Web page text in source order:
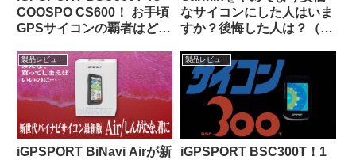
COOSPO CS600！ お手頃
GPSサイコンの覇者はどっ
なサイコンにした人はいま
すか？後悔した人は？（海
iGPSportの最新評価】
製品レビュー
iGPSPORT BiNavi Airが新
製品レビュー
iGPSPORT BSC300T！1